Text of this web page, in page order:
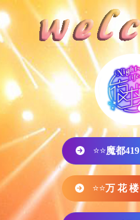
⭐⭐魔都419
⭐⭐万 花 楼